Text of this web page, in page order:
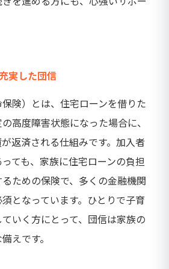
実した団信
険）とは、住宅ローンを借りた
高度障害状態になった場合に、
返済される仕組みです。加入者
ても、家族に住宅ローンの負担
ための保険で、多くの金融機関
となっています。ひとりで子育
いく方にとって、団信は家族の
えです。